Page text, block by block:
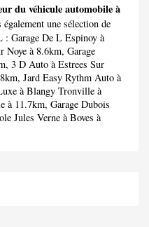
du véhicule automobile à
une sélection de
: Garage De L Espinoy à
Noye à 8.6km, Garage
3 D Auto à Estrees Sur
Jard Easy Rythm Auto à
à Blangy Tronville à
à 11.7km, Garage Dubois
Jules Verne à Boves à